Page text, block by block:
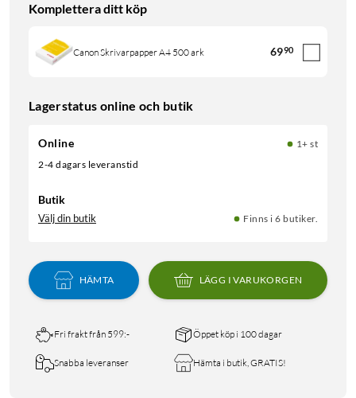
Komplettera ditt köp
Canon Skrivarpapper A4 500 ark 6990
Lagerstatus online och butik
Online
1+ st
2-4 dagars leveranstid
Butik
Välj din butik Finns i 6 butiker.
HÄMTA LÄGG I VARUKORGEN
Fri frakt från 599:- Öppet köp i 100 dagar
Snabba leveranser Hämta i butik, GRATIS!